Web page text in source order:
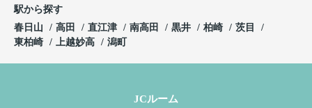
駅から探す
春日山
高田 直江津 南高田 黒井 柏崎
茨目
東柏崎
上越妙高 潟町
JCルーム